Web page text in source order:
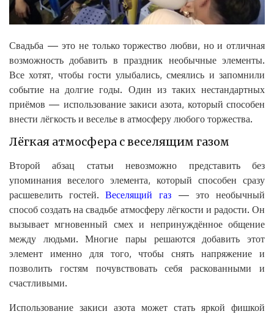
Свадьба — это не только торжество любви, но и отличная
возможность добавить в праздник необычные элементы.
Все хотят, чтобы гости улыбались, смеялись и запомнили
событие на долгие годы. Один из таких нестандартных
приёмов — использование закиси азота, который способен
внести лёгкость и веселье в атмосферу любого торжества.
Лёгкая атмосфера с веселящим газом
Второй абзац статьи невозможно представить без
упоминания веселого элемента, который способен сразу
расшевелить гостей.Веселящий газ — это необычный
способ создать на свадьбе атмосферу лёгкости и радости. Он
вызывает мгновенный смех и непринуждённое общение
между людьми. Многие пары решаются добавить этот
элемент именно для того, чтобы снять напряжение и
позволить гостям почувствовать себя раскованными и
счастливыми.
Использование закиси азота может стать яркой фишкой